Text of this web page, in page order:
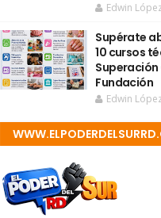
Edwin
Supérate
10 cursos
Fundación
Edwin